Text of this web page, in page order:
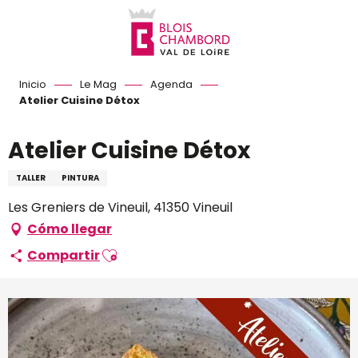
Inicio Le Mag
Agenda
Atelier Cuisine Détox
Atelier Cuisine Détox
TALLER PINTURA
Les Greniers de Vineuil, 41350 Vineuil
Cómo llegar
CompartirAjouter aux favoris